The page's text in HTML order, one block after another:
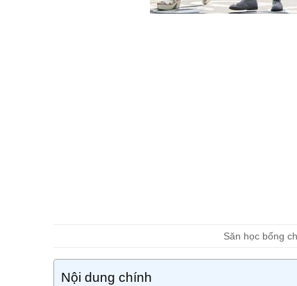
Săn học bổng
Nội dung chính